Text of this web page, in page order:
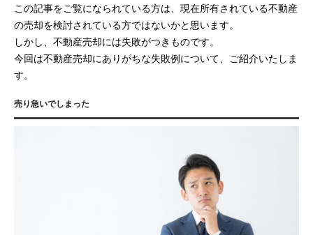
この記事をご覧になられている方は、現在所有されている不動産
の売却を検討されている方ではないかと思います。
しかし、不動産売却には失敗がつきものです。
今回は不動産売却にありがちな失敗例について、ご紹介いたしま
す。
売り急いでしまった